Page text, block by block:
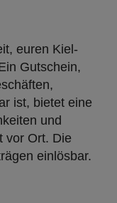
euren Kiel-
Gutschein,
ist, bietet eine
und
vor Ort. Die
einlösbar.